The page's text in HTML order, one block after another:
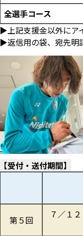
全選手コース
▶上記支援金以外にア
▶返信用の袋、宛先明
【受付・送付期間】
第５回
７／１